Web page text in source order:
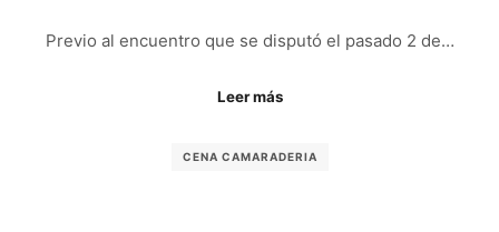
Previo al encuentro que se disputó el pasado 2 de…
Leer más
CENA CAMARADERIA